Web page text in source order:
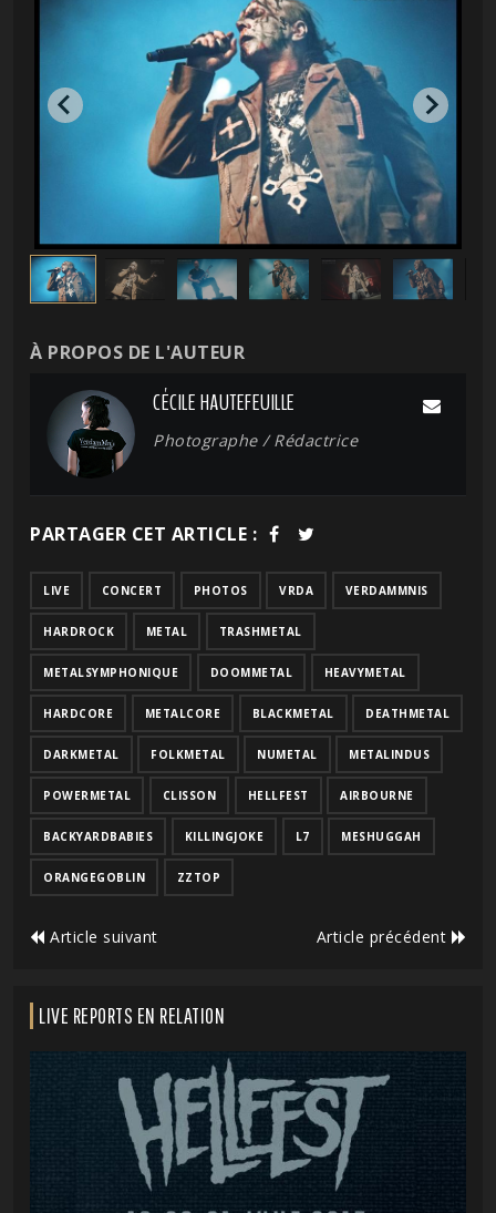
À PROPOS DE L'AUTEUR
CÉCILE HAUTEFEUILLE
Photographe / Rédactrice
PARTAGER CET ARTICLE :
LIVE CONCERT PHOTOS VRDA VERDAMMNIS
HARDROCK METAL TRASHMETAL
METALSYMPHONIQUE DOOMMETAL HEAVYMETAL
HARDCORE METALCORE BLACKMETAL DEATHMETAL
DARKMETAL FOLKMETAL NUMETAL METALINDUS
POWERMETAL CLISSON HELLFEST AIRBOURNE
BACKYARDBABIES KILLINGJOKE L7 MESHUGGAH
ORANGEGOBLIN ZZTOP
Article suivant Article précédent
LIVE REPORTS EN RELATION